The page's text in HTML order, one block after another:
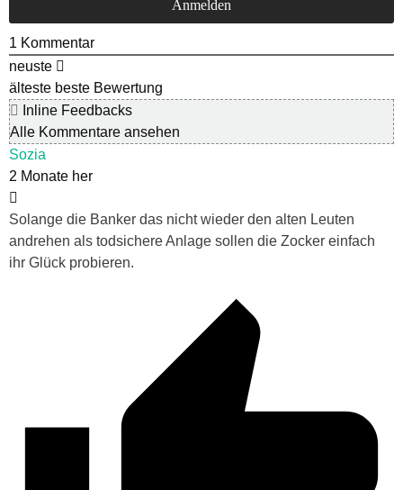
1 Kommentar
neuste
älteste beste Bewertung
Inline Feedbacks
Alle Kommentare ansehen
Sozia
2 Monate her
Solange die Banker das nicht wieder den alten Leuten
andrehen als todsichere Anlage sollen die Zocker einfach
ihr Glück probieren.